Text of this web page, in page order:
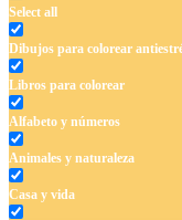
Select all
Dibujos para colorear
Libros para colorear
Alfabeto y números
Animales y naturaleza
Casa y vida